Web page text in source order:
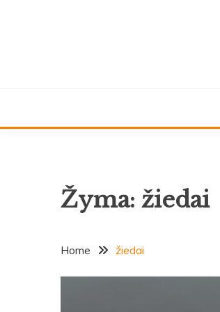
Žyma: žiedai
Home žiedai